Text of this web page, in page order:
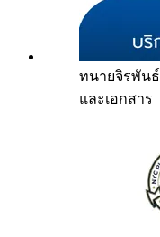
ทนายจิรพันธ์
และเอกสาร